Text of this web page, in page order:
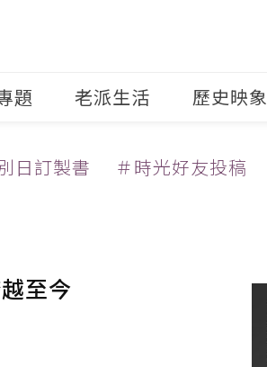
題 老派生活 歷史映象
日訂製書 ＃時光好友投稿
至今